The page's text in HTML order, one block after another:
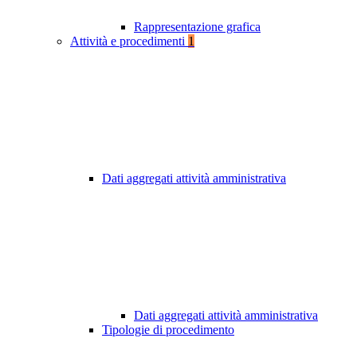
Rappresentazione grafica
Attività e procedimenti 1
Dati aggregati attività amministrativa
Dati aggregati attività amministrativa
Tipologie di procedimento